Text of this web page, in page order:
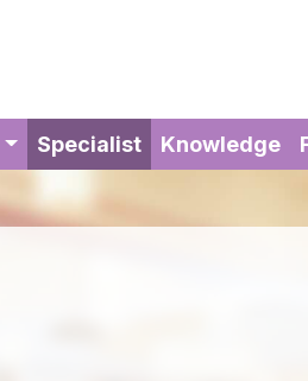
Specialist(current)
Knowledge